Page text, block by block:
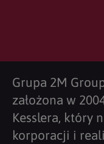
Grupa 2M
założona w
Kesslera, który
korporacji i